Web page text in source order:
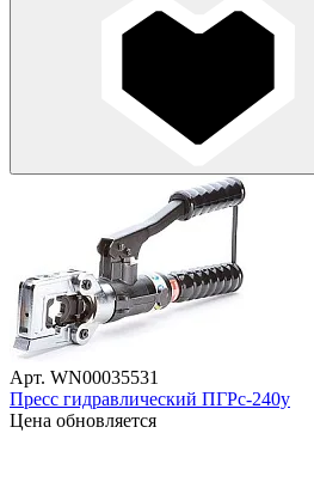
Арт. WN00035531
Пресс гидравлический ПГРс-240у
Цена обновляется